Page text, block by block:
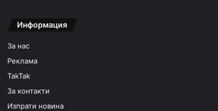
Информация
За нас
Реклама
TakTak
За контакти
Изпрати новина